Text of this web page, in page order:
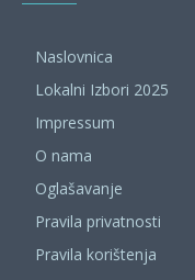
Naslovnica
Lokalni Izbori 2025
Impressum
O nama
Oglašavanje
Pravila privatnosti
Pravila korištenja